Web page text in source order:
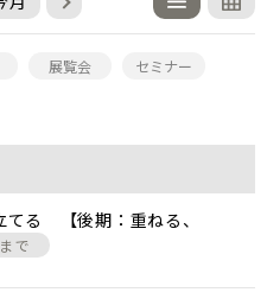
展覧会
セミナー
てる 【後期：重ねる、
で